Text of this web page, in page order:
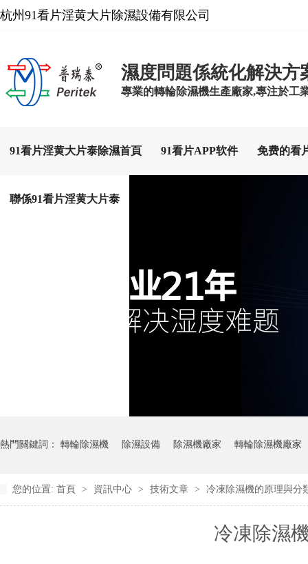
杭州91看片淫黄大片除濕設備有限公司
濕度問題係統化解決方
專業的轉輪除濕機生產廠家,專注於工
91看片淫黄大片泰除濕首頁 91看片APP软件 免费的看
聯係91看片淫黄大片泰
熱門關鍵詞： 轉輪除濕機 除濕設備 除濕機廠家 轉輪除濕機廠家
您的位置: 首頁 > 資訊中心 > 技術文章 > 冷凍除濕機的原理與分
冷凍除濕